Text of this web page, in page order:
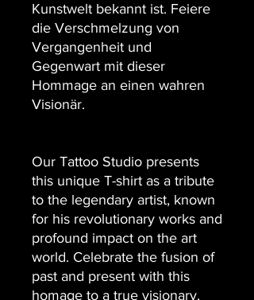
Kunstwelt bekannt ist. Feiere
die Verschmelzung von
Vergangenheit und
Gegenwart mit dieser
Hommage an einen wahren
Visionär.
Our Tattoo Studio presents
this unique T-shirt as a tribute
to the legendary artist, known
for his revolutionary works and
profound impact on the art
world. Celebrate the fusion of
past and present with this
homage to a true visionary.